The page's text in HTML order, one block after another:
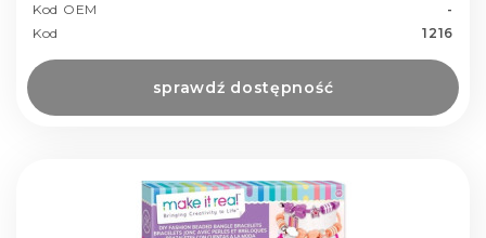
Kod OEM
-
Kod
1216
sprawdź dostępność